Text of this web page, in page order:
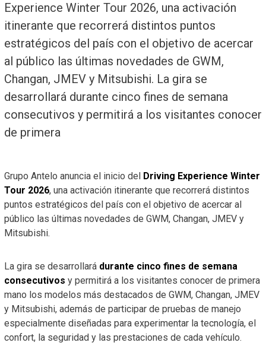
Experience Winter Tour 2026, una activación
itinerante que recorrerá distintos puntos
estratégicos del país con el objetivo de acercar
al público las últimas novedades de GWM,
Changan, JMEV y Mitsubishi. La gira se
desarrollará durante cinco fines de semana
consecutivos y permitirá a los visitantes conocer
de primera
Grupo Antelo anuncia el inicio del
Driving Experience Winter
Tour 2026, una activación itinerante que recorrerá distintos
puntos estratégicos del país con el objetivo de acercar al
público las últimas novedades de GWM, Changan, JMEV y
Mitsubishi.
La gira se desarrollará durante cinco fines de semana
consecutivos y permitirá a los visitantes conocer de primera
mano los modelos más destacados de GWM, Changan, JMEV
y Mitsubishi, además de participar de pruebas de manejo
especialmente diseñadas para experimentar la tecnología, el
confort, la seguridad y las prestaciones de cada vehículo.